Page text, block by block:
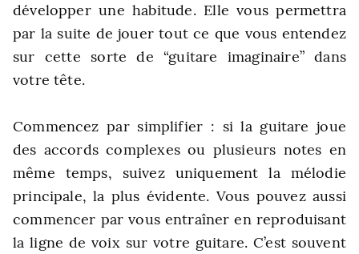
développer une habitude. Elle vous permettra
par la suite de jouer tout ce que vous entendez
sur cette sorte de “guitare imaginaire” dans
votre tête.
Commencez par simplifier : si la guitare joue
des accords complexes ou plusieurs notes en
même temps, suivez uniquement la mélodie
principale, la plus évidente. Vous pouvez aussi
commencer par vous entraîner en reproduisant
la ligne de voix sur votre guitare. C’est souvent